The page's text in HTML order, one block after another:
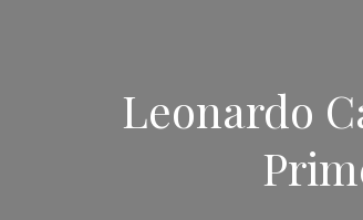
Leonardo